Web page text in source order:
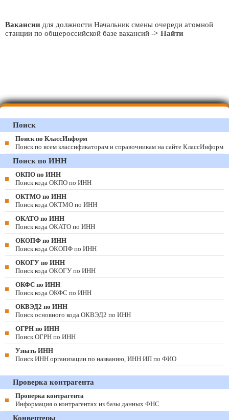
Вакансии для должности Начальник смены очереди атомной
станции по общероссийской базе вакансий -> Найти
Поиск
Поиск по КлассИнформ
Поиск по всем классификаторам и справочникам на сайте КлассИнформ
Поиск по ИНН
ОКПО по ИНН
Поиск кода ОКПО по ИНН
ОКТМО по ИНН
Поиск кода ОКТМО по ИНН
ОКАТО по ИНН
Поиск кода ОКАТО по ИНН
ОКОПФ по ИНН
Поиск кода ОКОПФ по ИНН
ОКОГУ по ИНН
Поиск кода ОКОГУ по ИНН
ОКФС по ИНН
Поиск кода ОКФС по ИНН
ОКВЭД2 по ИНН
Поиск основного кода ОКВЭД2 по ИНН
ОГРН по ИНН
Поиск ОГРН по ИНН
Узнать ИНН
Поиск ИНН организации по названию, ИНН ИП по ФИО
Проверка контрагента
Проверка контрагента
Информация о контрагентах из базы данных ФНС
Конвертеры